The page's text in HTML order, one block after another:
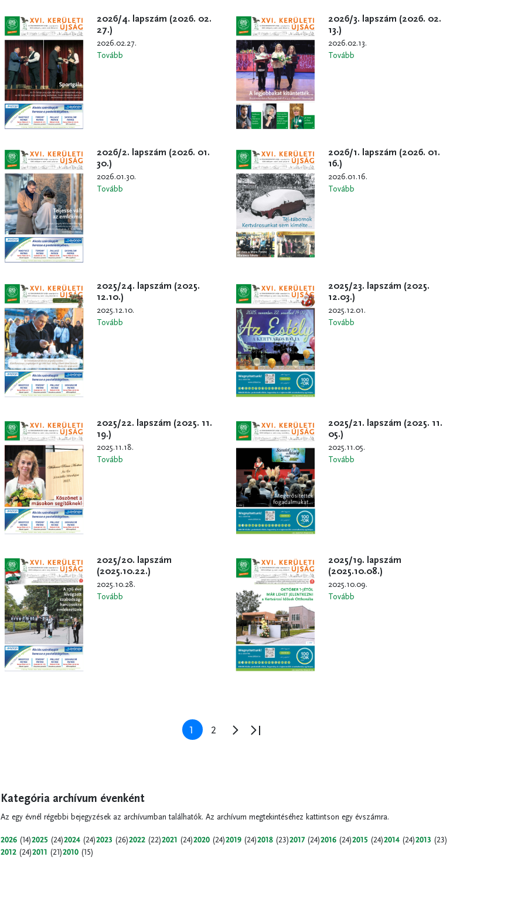
2026/4. lapszám (2026. 02.
27.)
2026.02.27.
Tovább
2026/3. lapszám (2026. 02.
13.)
2026.02.13.
Tovább
2026/2. lapszám (2026. 01.
30.)
2026.01.30.
Tovább
2026/1. lapszám (2026. 01.
16.)
2026.01.16.
Tovább
2025/24. lapszám (2025.
12.10.)
2025.12.10.
Tovább
2025/23. lapszám (2025.
12.03.)
2025.12.01.
Tovább
2025/22. lapszám (2025. 11.
19.)
2025.11.18.
Tovább
2025/21. lapszám (2025. 11.
05.)
2025.11.05.
Tovább
2025/20. lapszám
(2025.10.22.)
2025.10.28.
Tovább
2025/19. lapszám
(2025.10.08.)
2025.10.09.
Tovább
Jelenlegi
oldal
1 Oldal
2
Következő
Utolsó
Kategória archívum évenként
Az egy évnél régebbi bejegyzések az archívumban találhatók. Az archívum megtekintéséhez kattintson egy évszámra.
2026 (14)2025 (24)2024 (24)2023 (26)2022 (22)2021 (24)2020 (24)2019 (24)2018 (23)2017 (24)2016 (24)2015 (24)2014 (24)2013 (23)
2012 (24)2011 (21)2010 (15)